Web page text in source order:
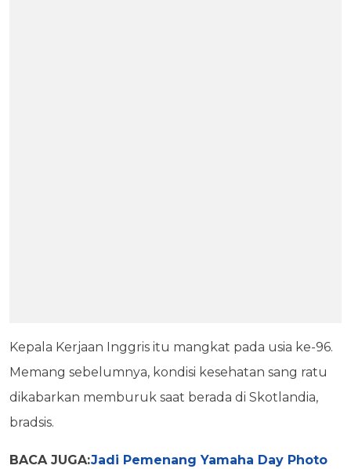
Kepala Kerjaan Inggris itu mangkat pada usia ke-96.
Memang sebelumnya, kondisi kesehatan sang ratu
dikabarkan memburuk saat berada di Skotlandia,
bradsis.
BACA JUGA:Jadi Pemenang Yamaha Day Photo